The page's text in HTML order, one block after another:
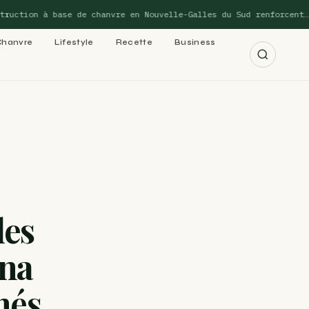
à base de chanvre en Nouvelle-Galles du Sud renforcent…
Lifestyle Recette Business